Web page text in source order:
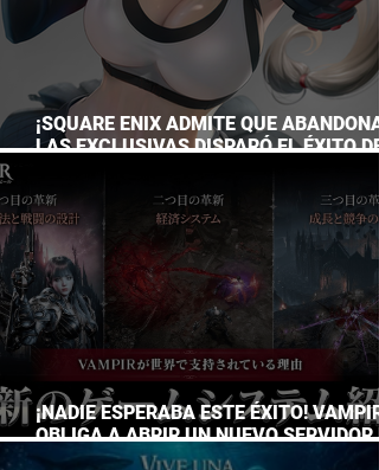
¡SQUARE ENIX ADMITE QUE
LAS EXCLUSIVAS DISPARÓ EL ÉXITO DE
¡NADIE ESPERABA ESTE ÉXITO! VAMPIR
OBLIGA A ABRIR UN NUEVO SERVIDOR
JAPÓN A SOLO DOS DÍAS DE SU